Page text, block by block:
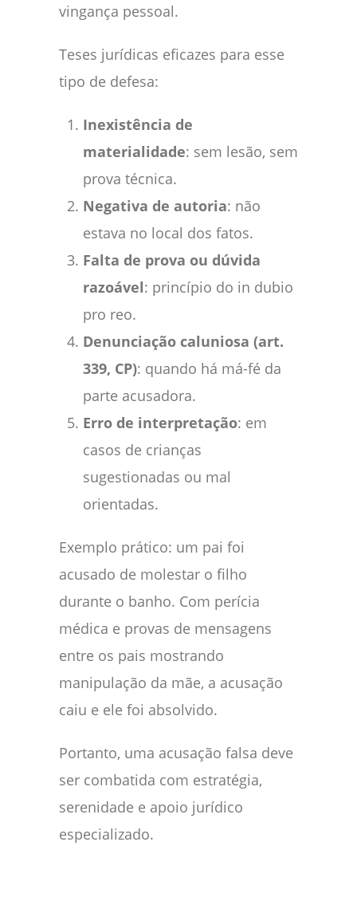
vingança pessoal.
Teses jurídicas eficazes para esse
tipo de defesa:
Inexistência de
materialidade: sem lesão, sem
prova técnica.
Negativa de autoria: não
estava no local dos fatos.
Falta de prova ou dúvida
razoável: princípio do in dubio
pro reo.
Denunciação caluniosa (art.
339, CP): quando há má-fé da
parte acusadora.
Erro de interpretação: em
casos de crianças
sugestionadas ou mal
orientadas.
Exemplo prático: um pai foi
acusado de molestar o filho
durante o banho. Com perícia
médica e provas de mensagens
entre os pais mostrando
manipulação da mãe, a acusação
caiu e ele foi absolvido.
Portanto, uma acusação falsa deve
ser combatida com estratégia,
serenidade e apoio jurídico
especializado.